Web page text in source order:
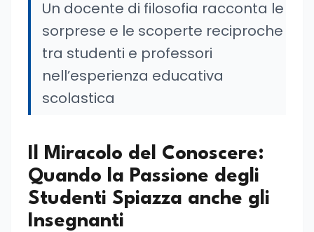
Un docente di filosofia racconta le
sorprese e le scoperte reciproche
tra studenti e professori
nell’esperienza educativa
scolastica
Il Miracolo del Conoscere:
Quando la Passione degli
Studenti Spiazza anche gli
Insegnanti